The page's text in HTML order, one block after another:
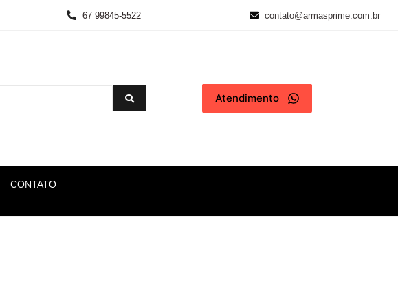
67 99845-5522 contato@armasprime.com.br
Atendimento
CONTATO